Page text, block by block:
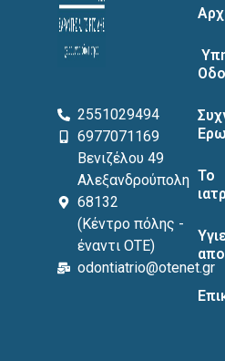
2551029494
6977071169
Βενιζέλου 49
Αλεξανδρούπολη
68132
(Κέντρο πόλης -
έναντι ΟΤΕ)
odontiatrio@otenet.gr
Το